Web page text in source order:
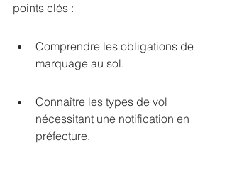
points clés :
Comprendre les obligations de
marquage au sol.
Connaître les types de vol
nécessitant une notification en
préfecture.